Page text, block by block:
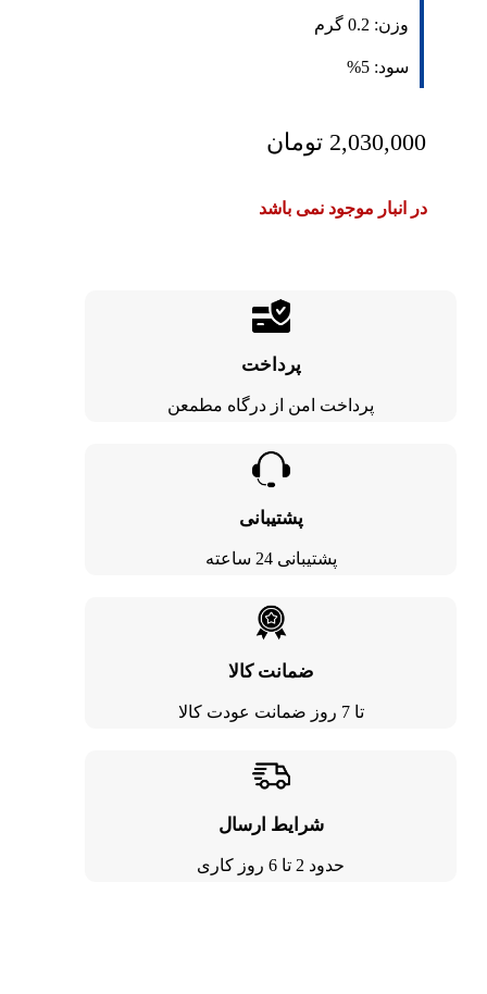
وزن: 0.2 گرم
سود: 5%
2,030,000 تومان
در انبار موجود نمی باشد
پرداخت
پرداخت امن از درگاه مطمعن
پشتیبانی
پشتیبانی 24 ساعته
ضمانت کالا
تا 7 روز ضمانت عودت کالا
شرایط ارسال
حدود 2 تا 6 روز کاری